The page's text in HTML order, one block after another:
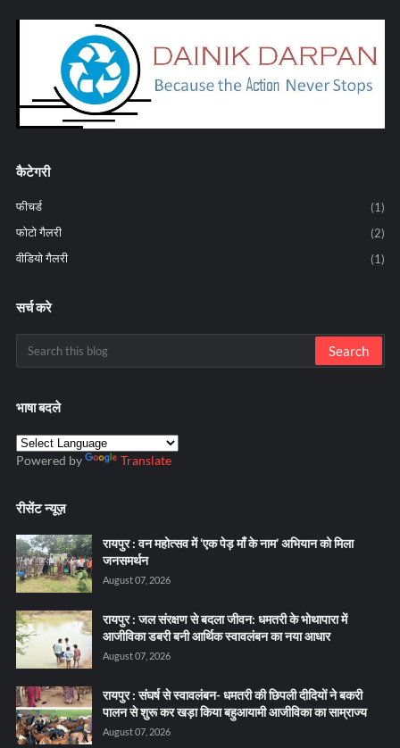
कैटेगरी
फीचर्ड
(1)
फोटो गैलरी
(2)
वीडियो गैलरी
(1)
सर्च करे
भाषा बदले
Powered by Translate
रीसेंट न्यूज़
रायपुर : वन महोत्सव में ‘एक पेड़ माँ के नाम’ अभियान को मिला
जनसमर्थन
August 07, 2026
रायपुर : जल संरक्षण से बदला जीवन: धमतरी के भोथापारा में
आजीविका डबरी बनी आर्थिक स्वावलंबन का नया आधार
August 07, 2026
रायपुर : संघर्ष से स्वावलंबन- धमतरी की छिपली दीदियों ने बकरी
पालन से शुरू कर खड़ा किया बहुआयामी आजीविका का साम्राज्य
August 07, 2026